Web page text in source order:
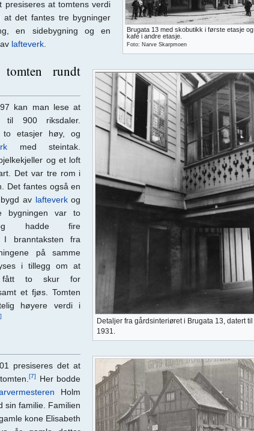
Brugata 13 med skobutikk i første etasje og
kafé i andre etasje.
Foto: Narve Skarpmoen
Detaljer fra gårdsinteriøret i Brugata 13, datert til
1931.
presiseres at tomtens verdi
det fantes tre bygninger
en sidebygning og en
lafteverk
tomten rundt
kan man lese at
til 900 riksdaler.
to etasjer høy, og
med steintak.
og et loft
Det var tre rom i
Det fantes også en
av lafteverkog
bygningen var to
hadde fire
I branntaksten fra
på samme
i tillegg om at
fått to skur for
et fjøs. Tomten
høyere verdi i
presiseres det at
[7]
Her bodde
Holm
sin familie. Familien
kone Elisabeth